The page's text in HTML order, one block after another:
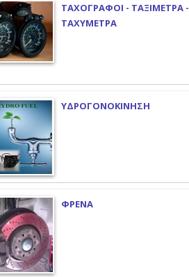
ΤΑΧΟΓΡΑΦΟΙ - ΤΑΞΙΜΕΤΡΑ -
ΤΑΧΥΜΕΤΡΑ
ΥΔΡΟΓΟΝΟΚΙΝΗΣΗ
ΦΡΕΝΑ